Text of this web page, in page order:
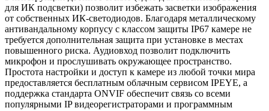
для ИК подсветки) позволит избежать засветки изображения
от собственных ИК-светодиодов. Благодаря металлическому
антивандальному корпусу с классом защиты IP67 камере не
требуется дополнительная защита при установке в местах
повышенного риска. Аудиовход позволит подключить
микрофон и прослушивать окружающее пространство.
Простота настройки и доступ к камере из любой точки мира
предоставляется бесплатным облачным сервисом IPEYE, а
поддержка стандарта ONVIF обеспечит связь со всеми
популярными IP видеорегистраторами и программным